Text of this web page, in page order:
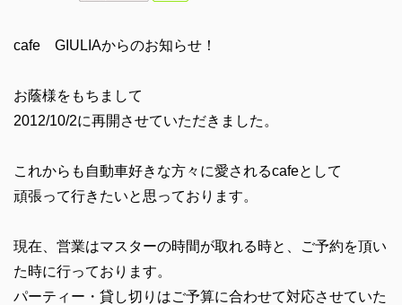
cafe GIULIAからのお知らせ！
お蔭様をもちまして
2012/10/2に再開させていただきました。
これからも自動車好きな方々に愛されるcafeとして
頑張って行きたいと思っております。
現在、営業はマスターの時間が取れる時と、ご予約を頂い
た時に行っております。
パーティー・貸し切りはご予算に合わせて対応させていた